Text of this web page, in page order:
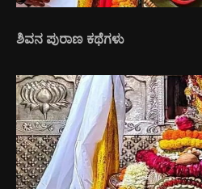
ಶಿವನ ಪುರಾಣ ಕಥೆಗಳು